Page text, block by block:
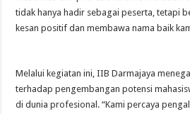
tidak hanya hadir sebagai peserta, tetapi
kesan positif dan membawa nama baik
Melalui kegiatan ini, IIB Darmajaya
terhadap pengembangan potensi
di dunia profesional. “Kami percaya